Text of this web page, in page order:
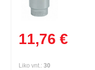
11,76 €
Liko vnt.:30